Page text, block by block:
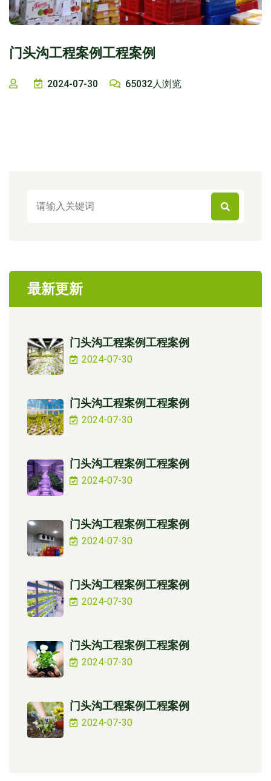
门头沟工程案例工程案例
2024-07-30 65032人浏览
最新更新
门头沟工程案例工程案例
2024-07-30
门头沟工程案例工程案例
2024-07-30
门头沟工程案例工程案例
2024-07-30
门头沟工程案例工程案例
2024-07-30
门头沟工程案例工程案例
2024-07-30
门头沟工程案例工程案例
2024-07-30
门头沟工程案例工程案例
2024-07-30